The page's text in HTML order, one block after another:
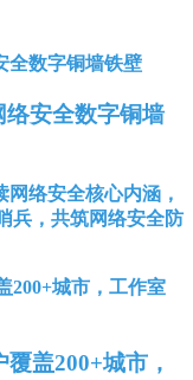
络安全数字铜墙
网络安全核心内涵，
兵，共筑网络安全防
盖200+城市，